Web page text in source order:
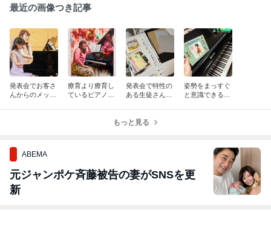
最近の画像つき記事
発表会でお客さ
んからのメッセ
療育より療育し
ているピアノ教
発表会で特性の
ある生徒さんに
姿勢をまっすぐ
と意識できるよ
もっと見る
ABEMA
元ジャンポケ斉藤被告の妻がSNSを更
新